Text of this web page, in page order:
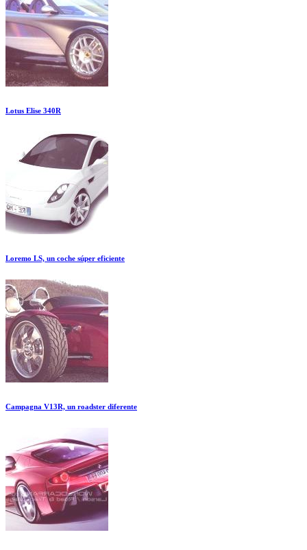
Lotus Elise 340R
Loremo LS, un coche súper eficiente
Campagna V13R, un roadster diferente